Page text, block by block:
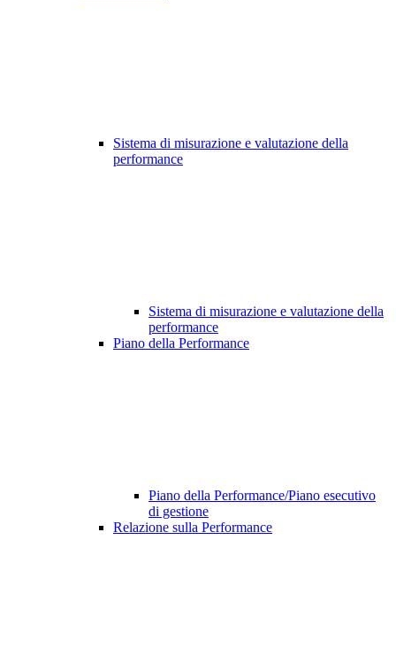
Sistema di misurazione e valutazione della
performance
Sistema di misurazione e valutazione della
performance
Piano della Performance
Piano della Performance/Piano esecutivo
di gestione
Relazione sulla Performance